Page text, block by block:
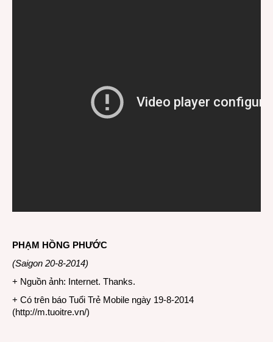
PHẠM HỒNG PHƯỚC
(Saigon 20-8-2014)
+ Nguồn ảnh: Internet. Thanks.
+ Có trên báo Tuổi Trẻ Mobile ngày 19-8-2014
(http://m.tuoitre.vn/)